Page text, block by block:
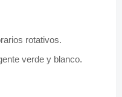
rotativos.
verde y blanco.